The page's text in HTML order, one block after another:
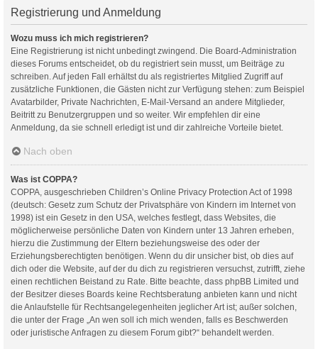
Registrierung und Anmeldung
Wozu muss ich mich registrieren?
Eine Registrierung ist nicht unbedingt zwingend. Die Board-Administration
dieses Forums entscheidet, ob du registriert sein musst, um Beiträge zu
schreiben. Auf jeden Fall erhältst du als registriertes Mitglied Zugriff auf
zusätzliche Funktionen, die Gästen nicht zur Verfügung stehen: zum Beispiel
Avatarbilder, Private Nachrichten, E-Mail-Versand an andere Mitglieder,
Beitritt zu Benutzergruppen und so weiter. Wir empfehlen dir eine
Anmeldung, da sie schnell erledigt ist und dir zahlreiche Vorteile bietet.
Nach oben
Was ist COPPA?
COPPA, ausgeschrieben Children’s Online Privacy Protection Act of 1998
(deutsch: Gesetz zum Schutz der Privatsphäre von Kindern im Internet von
1998) ist ein Gesetz in den USA, welches festlegt, dass Websites, die
möglicherweise persönliche Daten von Kindern unter 13 Jahren erheben,
hierzu die Zustimmung der Eltern beziehungsweise des oder der
Erziehungsberechtigten benötigen. Wenn du dir unsicher bist, ob dies auf
dich oder die Website, auf der du dich zu registrieren versuchst, zutrifft, ziehe
einen rechtlichen Beistand zu Rate. Bitte beachte, dass phpBB Limited und
der Besitzer dieses Boards keine Rechtsberatung anbieten kann und nicht
die Anlaufstelle für Rechtsangelegenheiten jeglicher Art ist; außer solchen,
die unter der Frage „An wen soll ich mich wenden, falls es Beschwerden
oder juristische Anfragen zu diesem Forum gibt?“ behandelt werden.